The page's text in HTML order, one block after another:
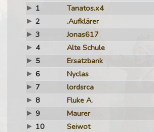
1
Tanatos.x4
2
.Aufklärer
3
Jonas617
4
Alte Schule
5
Ersatzbank
6
Nyclas
7
lordsrca
8
Fluke A.
9
Maurer
10
Seiwot